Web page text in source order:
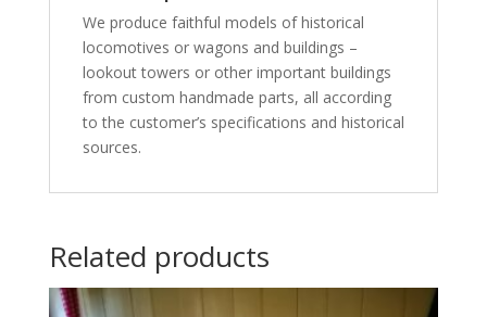
We produce faithful models of historical
locomotives or wagons and buildings –
lookout towers or other important buildings
from custom handmade parts, all according
to the customer’s specifications and historical
sources.
Related products